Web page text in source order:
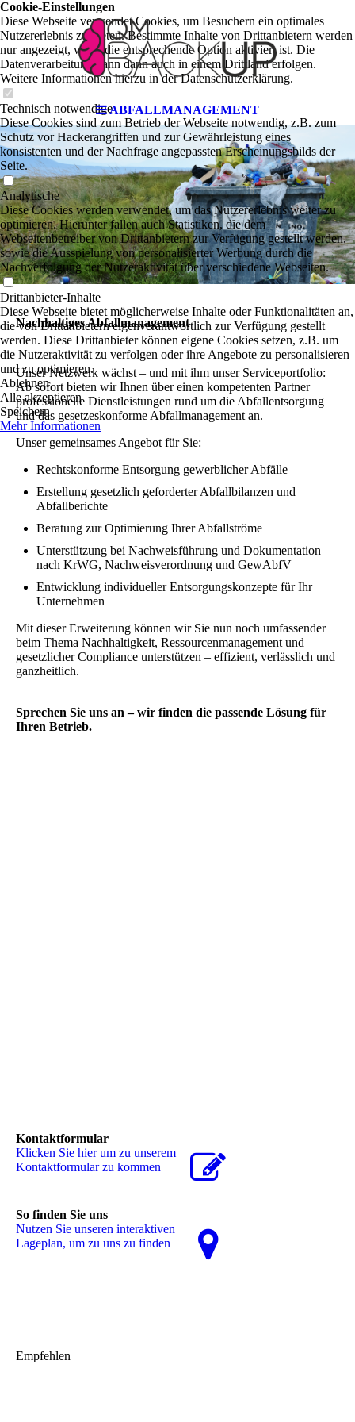
ABFALLMANAGEMENT
Nachhaltiges Abfallmanagement
Unser Netzwerk wächst – und mit ihm unser Serviceportfolio:
Ab sofort bieten wir Ihnen über einen kompetenten Partner
professionelle Dienstleistungen rund um die Abfallentsorgung
und das gesetzeskonforme Abfallmanagement an.
Unser gemeinsames Angebot für Sie:
Rechtskonforme Entsorgung gewerblicher Abfälle
Erstellung gesetzlich geforderter Abfallbilanzen und
Abfallberichte
Beratung zur Optimierung Ihrer Abfallströme
Unterstützung bei Nachweisführung und Dokumentation
nach KrWG, Nachweisverordnung und GewAbfV
Entwicklung individueller Entsorgungskonzepte für Ihr
Unternehmen
Mit dieser Erweiterung können wir Sie nun noch umfassender
beim Thema Nachhaltigkeit, Ressourcenmanagement und
gesetzlicher Compliance unterstützen – effizient, verlässlich und
ganzheitlich.
Sprechen Sie uns an – wir finden die passende Lösung für
Ihren Betrieb.
Kontaktformular
Klicken Sie hier um zu unserem
Kon­takt­for­mu­lar zu kommen
So finden Sie uns
Nutzen Sie unseren interaktiven
La­ge­plan, um zu uns zu finden
Empfehlen
Cookie-Einstellungen
Diese Webseite verwendet Cookies, um Besuchern ein optimales
Nutzererlebnis zu bieten. Bestimmte Inhalte von Drittanbietern werden
nur angezeigt, wenn die entsprechende Option aktiviert ist. Die
Datenverarbeitung kann dann auch in einem Drittland erfolgen.
Weitere Informationen hierzu in der Datenschutzerklärung.
Technisch notwendige
Diese Cookies sind zum Betrieb der Webseite notwendig, z.B. zum
Schutz vor Hackerangriffen und zur Gewährleistung eines
konsistenten und der Nachfrage angepassten Erscheinungsbilds der
Seite.
Analytische
Diese Cookies werden verwendet, um das Nutzererlebnis weiter zu
optimieren. Hierunter fallen auch Statistiken, die dem
Webseitenbetreiber von Drittanbietern zur Verfügung gestellt werden,
sowie die Ausspielung von personalisierter Werbung durch die
Nachverfolgung der Nutzeraktivität über verschiedene Webseiten.
Drittanbieter-Inhalte
Diese Webseite bietet möglicherweise Inhalte oder Funktionalitäten an,
die von Drittanbietern eigenverantwortlich zur Verfügung gestellt
werden. Diese Drittanbieter können eigene Cookies setzen, z.B. um
die Nutzeraktivität zu verfolgen oder ihre Angebote zu personalisieren
und zu optimieren.
Ablehnen
Alle akzeptieren
Speichern
Mehr Informationen